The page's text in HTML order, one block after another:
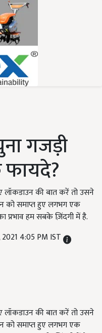
गजड़ी
की बात करें तो उसने
को समाप्त हुए लगभग एक
प्रभाव हम सबके ज़िंदगी में है.
4:05 PM IST
की बात करें तो उसने
को समाप्त हुए लगभग एक